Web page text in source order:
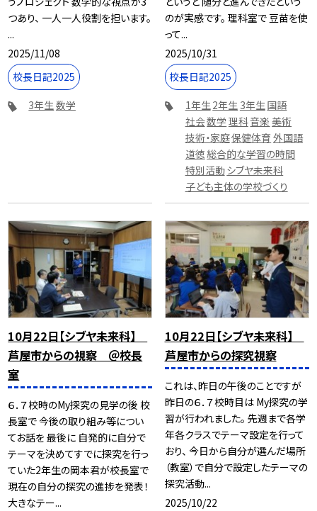
つあり、 一人一人役割を担います。
...
2025/11/08
校長日記2025
3年生 数学
のが実感です。 理科室で 豆苗を使
って...
2025/10/31
校長日記2025
1年生 2年生 3年生 国語
社会数学 理科音楽 美術
技術・家庭保健体育 外国語
道徳総合的な学習の時間
特別活動シブヤ未来科
子ども主体の学校づくり
10月22日【シブヤ未来科】
芦屋市からの視察 ＠校長
室
６．７校時のMy探究の見学の後 校
長室で 今後の取り組み等につい
てお話を 最後に 自発的に自分で
テーマを決めてすでに探究を行っ
ていた2年生の岡本君が校長室で
現在の自分の探究の進捗を発表！
大きなテー...
10月22日【シブヤ未来科】
芦屋市からの探究視察
これは、昨日の午後のことですが
昨日の６．７校時目は My探究の学
習が行われました。 先週まで各学
年各クラスでテーマ設定を行って
おり、 今日から自分が選んだ場所
（教室）で自分で設定したテーマの
探究活動...
2025/10/22